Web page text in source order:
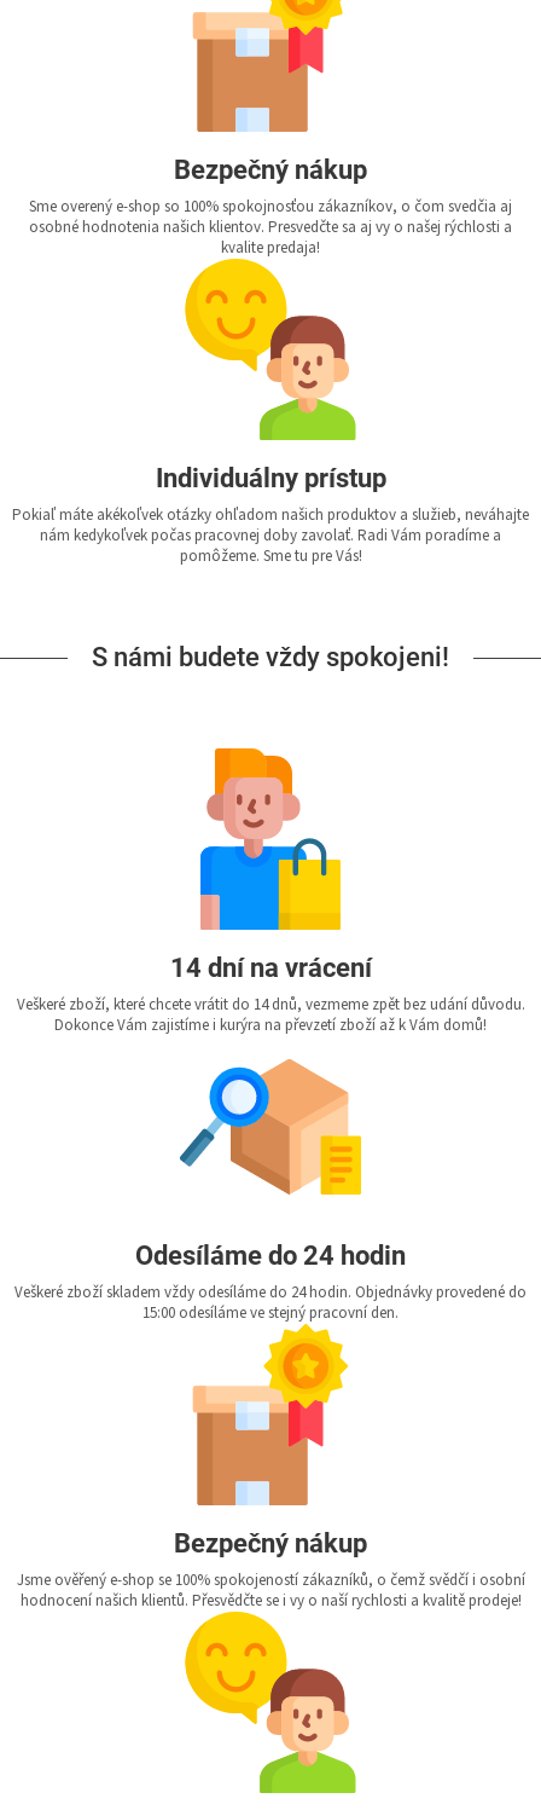
Bezpečný nákup
Sme overený e-shop so 100% spokojnosťou zákazníkov, o čom svedčia aj
osobné hodnotenia našich klientov. Presvedčte sa aj vy o našej rýchlosti a
kvalite predaja!
Individuálny prístup
Pokiaľ máte akékoľvek otázky ohľadom našich produktov a služieb, neváhajte
nám kedykoľvek počas pracovnej doby zavolať. Radi Vám poradíme a
pomôžeme. Sme tu pre Vás!
S námi budete vždy spokojeni!
14 dní na vrácení
Veškeré zboží, které chcete vrátit do 14 dnů, vezmeme zpět bez udání důvodu.
Dokonce Vám zajistíme i kurýra na převzetí zboží až k Vám domů!
Odesíláme do 24 hodin
Veškeré zboží skladem vždy odesíláme do 24 hodin. Objednávky provedené do
15:00 odesíláme ve stejný pracovní den.
Bezpečný nákup
Jsme ověřený e-shop se 100% spokojeností zákazníků, o čemž svědčí i osobní
hodnocení našich klientů. Přesvědčte se i vy o naší rychlosti a kvalitě prodeje!